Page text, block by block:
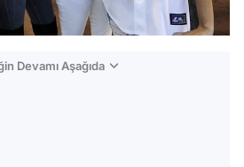
Devamı Aşağıda